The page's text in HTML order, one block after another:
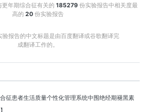
年期综合征有关的 185279 份实验报告中相关度最
高的 20 份实验报告
报告的中文标题是由百度翻译或谷歌翻译完
成翻译工作的。
合征患者生活质量个性化管理系统中围绝经期褪黑素